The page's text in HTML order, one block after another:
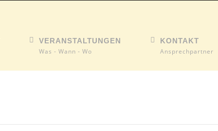
VERANSTALTUNGEN
Was - Wann - Wo
KONTAKT
Ansprechpartner